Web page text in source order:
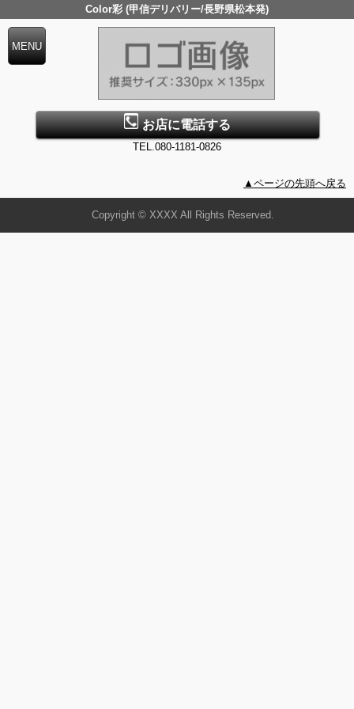
Color彩 (甲信デリバリー/長野県松本発)
お店に電話する
TEL.080-1181-0826
▲ページの先頭へ戻る
Copyright © XXXX All Rights Reserved.